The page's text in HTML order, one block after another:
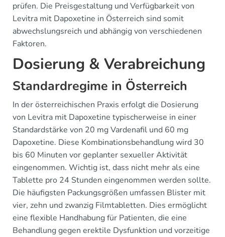
prüfen. Die Preisgestaltung und Verfügbarkeit von
Levitra mit Dapoxetine in Österreich sind somit
abwechslungsreich und abhängig von verschiedenen
Faktoren.
Dosierung & Verabreichung
Standardregime in Österreich
In der österreichischen Praxis erfolgt die Dosierung
von Levitra mit Dapoxetine typischerweise in einer
Standardstärke von 20 mg Vardenafil und 60 mg
Dapoxetine. Diese Kombinationsbehandlung wird 30
bis 60 Minuten vor geplanter sexueller Aktivität
eingenommen. Wichtig ist, dass nicht mehr als eine
Tablette pro 24 Stunden eingenommen werden sollte.
Die häufigsten Packungsgrößen umfassen Blister mit
vier, zehn und zwanzig Filmtabletten. Dies ermöglicht
eine flexible Handhabung für Patienten, die eine
Behandlung gegen erektile Dysfunktion und vorzeitige